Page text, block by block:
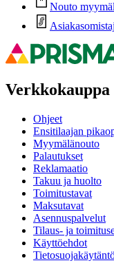
Nouto
Verkkokauppa
Ohjeet
Ensitilaajan
Myymälänouto
Palautukset
Reklamaatio
Takuu ja huolto
Toimitustavat
Maksutavat
Asennuspalvelut
Tilaus- ja
Käyttöehdot